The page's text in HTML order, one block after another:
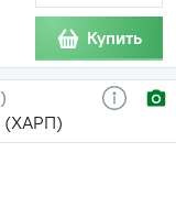
Купить
(ХАРП)